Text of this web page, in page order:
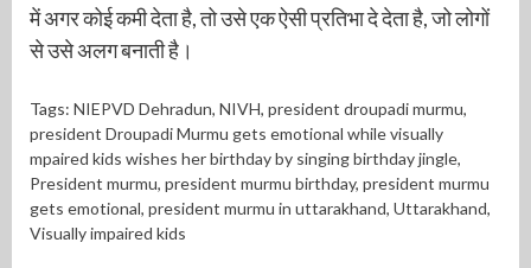
में अगर कोई कमी देता है, तो उसे एक ऐसी प्रतिभा दे देता है, जो लोगों
से उसे अलग बनाती है।
Tags: NIEPVD Dehradun, NIVH, president droupadi murmu,
president Droupadi Murmu gets emotional while visually
mpaired kids wishes her birthday by singing birthday jingle,
President murmu, president murmu birthday, president murmu
gets emotional, president murmu in uttarakhand, Uttarakhand,
Visually impaired kids